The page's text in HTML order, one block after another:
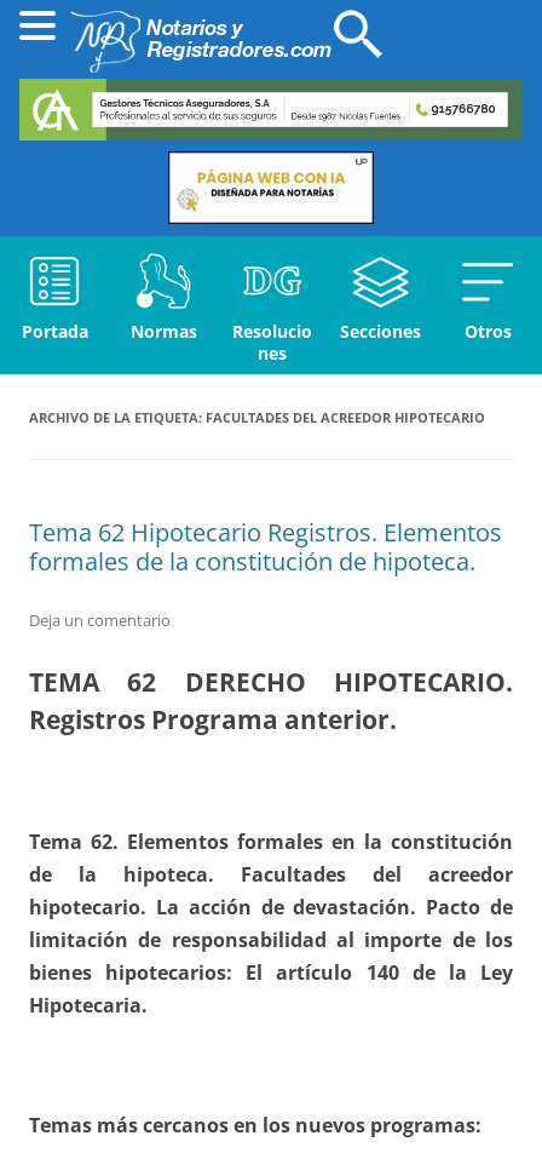
Portada Normas
Resolucio
nes
Secciones Otros
ARCHIVO DE LA ETIQUETA: FACULTADES DEL ACREEDOR HIPOTECARIO
Tema 62 Hipotecario Registros. Elementos
formales de la constitución de hipoteca.
Deja un comentario
TEMA 62 DERECHO HIPOTECARIO.
Registros Programa anterior.
Tema 62. Elementos formales en la constitución
de la hipoteca. Facultades del acreedor
hipotecario. La acción de devastación. Pacto de
limitación de responsabilidad al importe de los
bienes hipotecarios: El artículo 140 de la Ley
Hipotecaria.
Temas más cercanos en los nuevos programas: